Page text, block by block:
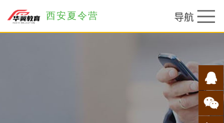
西安夏令营